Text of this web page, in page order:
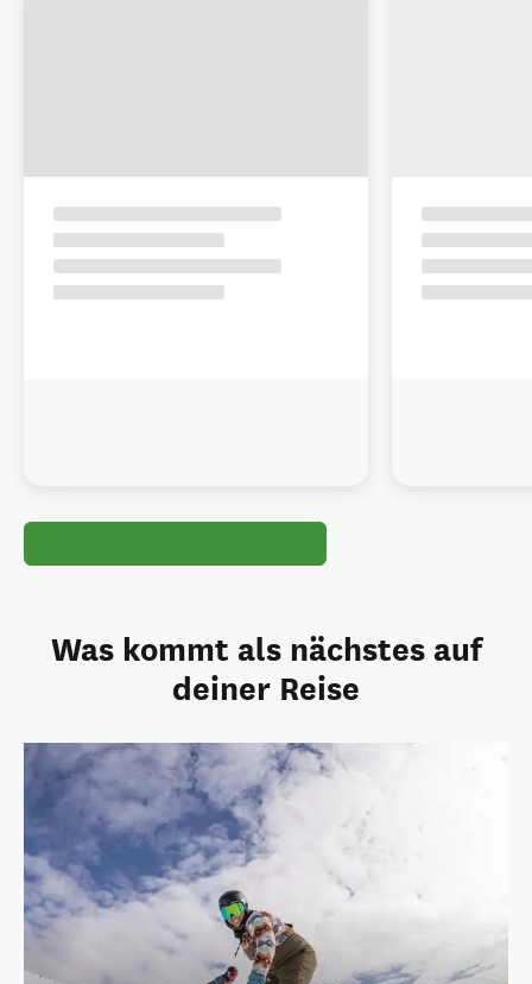
Was kommt als nächstes auf
deiner Reise